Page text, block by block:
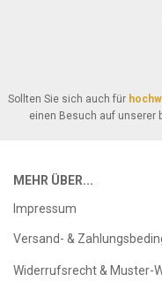
Sollten Sie sich auch für
einen Besuch auf unserer
MEHR ÜBER...
Impressum
Versand- &
Widerrufsrecht & Muster-